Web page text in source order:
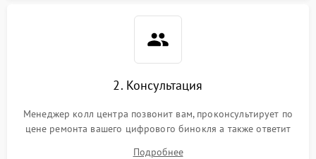
2. Консультация
Менеджер колл центра позвонит вам, проконсультирует по
цене ремонта вашего цифрового бинокля а также ответит
Подробнее